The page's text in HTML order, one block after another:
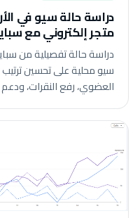
دراسة حالة سيو في
متجر إلكتروني مع
دراسة حالة تفصيلية من
سيو محلية على تحسين ترتيب
العضوي، رفع النقرات،